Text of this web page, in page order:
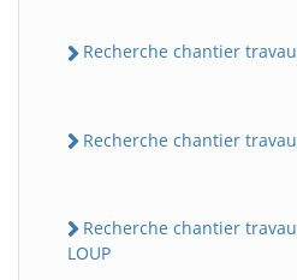
Recherche chantier
Recherche chantier
Recherche chantier
LOUP